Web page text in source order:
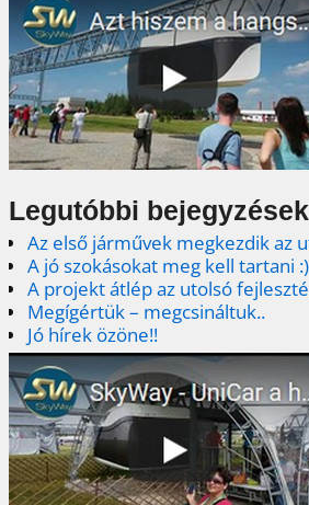
Legutóbbi bejegyzések
Az első járművek megkezdik az
A jó szokásokat meg kell tartani :)
A projekt átlép az utolsó
Megígértük – megcsináltuk..
Jó hírek özöne!!